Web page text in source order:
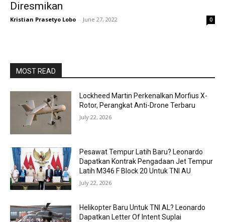
Diresmikan
Kristian Prasetyo Lobo - June 27, 2022 0
MOST READ
Lockheed Martin Perkenalkan Morfius X-
Rotor, Perangkat Anti-Drone Terbaru
July 22, 2026
Pesawat Tempur Latih Baru? Leonardo
Dapatkan Kontrak Pengadaan Jet Tempur
Latih M346 F Block 20 Untuk TNI AU
July 22, 2026
Helikopter Baru Untuk TNI AL? Leonardo
Dapatkan Letter Of Intent Suplai